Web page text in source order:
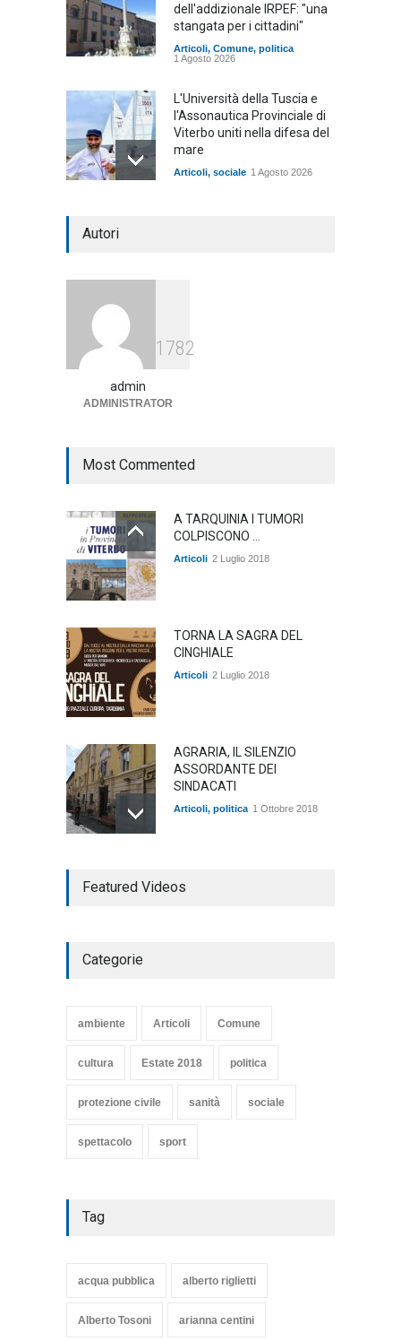
dell'addizionale IRPEF: "una
stangata per i cittadini"
Articoli, Comune, politica
1 Agosto 2026
L'Università della Tuscia e
l'Assonautica Provinciale di
Viterbo uniti nella difesa del
mare
Articoli, sociale 1 Agosto 2026
arrivano i pagamenti PAC, la
Autori
1782
admin
ADMINISTRATOR
Most Commented
A TARQUINIA I TUMORI
COLPISCONO ...
Articoli 2 Luglio 2018
TORNA LA SAGRA DEL
CINGHIALE
Articoli 2 Luglio 2018
AGRARIA, IL SILENZIO
ASSORDANTE DEI
SINDACATI
Articoli, politica 1 Ottobre 2018
COMMEDIA"
TARQUINIA
Featured Videos
Categorie
ambiente Articoli Comune
cultura Estate 2018 politica
protezione civile sanità sociale
spettacolo sport
Tag
acqua pubblica alberto riglietti
Alberto Tosoni arianna centini